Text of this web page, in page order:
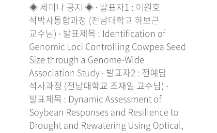
◈ 세미나 공지 ◈ ∙ 발표자1 : 이원호
석박사통합과정 (전남대학교 하보근
교수님) ∙ 발표제목 : Identification of
Genomic Loci Controlling Cowpea Seed
Size through a Genome-Wide
Association Study ∙ 발표자2 : 전예담
석사과정 (전남대학교 조재일 교수님) ∙
발표제목 : Dynamic Assessment of
Soybean Responses and Resilience to
Drought and Rewatering Using Optical,